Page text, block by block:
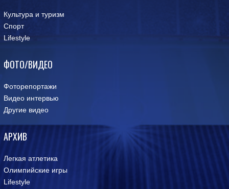
Культура и туризм
Спорт
Lifestyle
ФОТО/ВИДЕО
Фоторепортажи
Видео интервью
Другие видео
АРХИВ
Легкая атлетика
Олимпийские игры
Lifestyle